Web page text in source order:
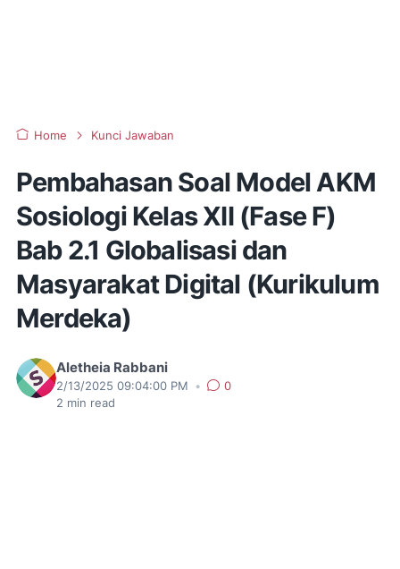
Home Kunci Jawaban
Pembahasan Soal Model AKM
Sosiologi Kelas XII (Fase F)
Bab 2.1 Globalisasi dan
Masyarakat Digital (Kurikulum
Merdeka)
Aletheia Rabbani
2/13/2025 09:04:00 PM •
0
2 min read